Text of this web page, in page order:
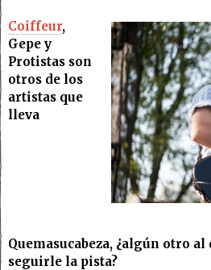
Coiffeur,
Gepe y
Protistas son
otros de los
artistas que
lleva
Quemasucabeza, ¿algún otro
seguirle la pista?